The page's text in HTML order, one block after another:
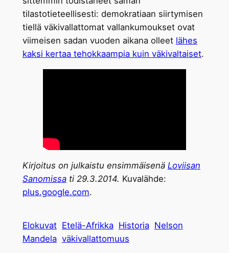
tilastotieteellisesti: demokratiaan siirtymisen
tiellä väkivallattomat vallankumoukset ovat
viimeisen sadan vuoden aikana olleet lähes
kaksi kertaa tehokkaampia kuin väkivaltaiset.
Kirjoitus on julkaistu ensimmäisenä Loviisan
Sanomissati 29.3.2014. Kuvalähde:
plus.google.com.
Elokuvat Etelä-Afrikka Historia Nelson
Mandela väkivallattomuus